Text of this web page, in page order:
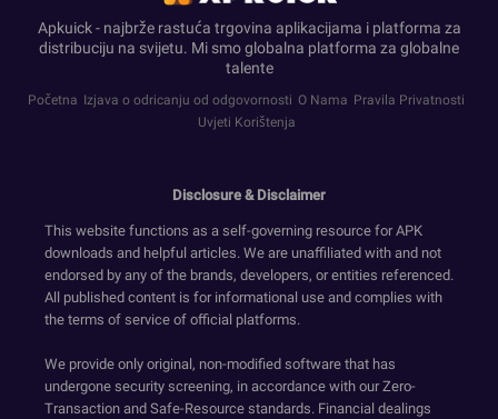
Apkuick - najbrže rastuća trgovina aplikacijama i platforma za
distribuciju na svijetu. Mi smo globalna platforma za globalne
talente
Početna Izjava o odricanju od odgovornosti O Nama Pravila Privatnosti
Uvjeti Korištenja
Disclosure & Disclaimer
This website functions as a self-governing resource for APK
downloads and helpful articles. We are unaffiliated with and not
endorsed by any of the brands, developers, or entities referenced.
All published content is for informational use and complies with
the terms of service of official platforms.
We provide only original, non-modified software that has
undergone security screening, in accordance with our Zero-
Transaction and Safe-Resource standards. Financial dealings